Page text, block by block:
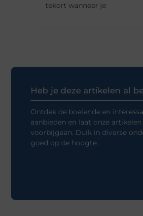
tekort wanneer je
Heb je deze artikelen al
Ontdek de boeiende en
aanbieden en laat onze
voorbijgaan. Duik in diverse
goed op de hoogte.